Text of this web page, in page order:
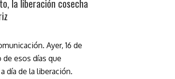
la liberación cosecha
Ayer, 16 de
esos días que
día de la liberación.